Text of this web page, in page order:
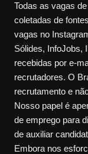
Todas as vagas
coletadas de
vagas no
Sólides, InfoJobs,
recebidas por e-
recrutadores. O
recrutamento e
Nosso papel é
de emprego para
de auxiliar
Embora nos